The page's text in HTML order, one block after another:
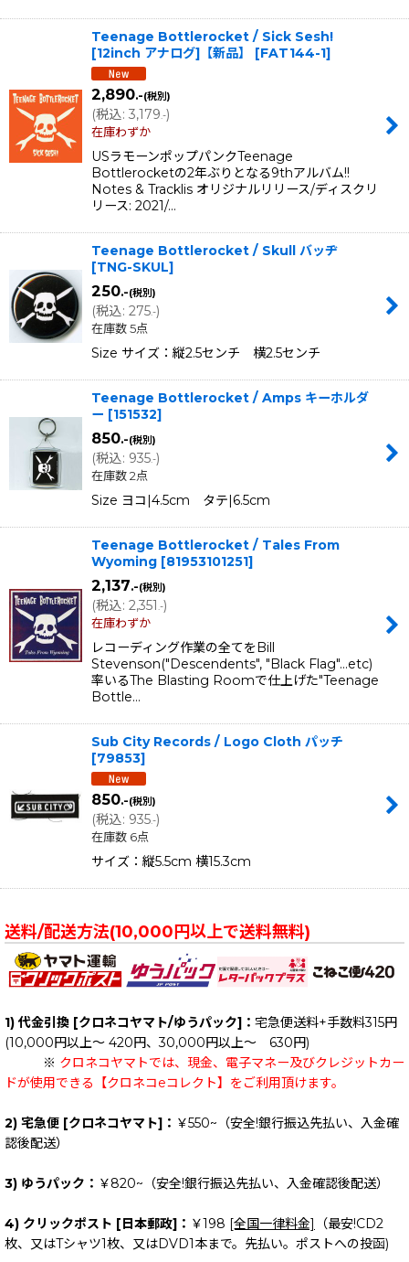
Teenage Bottlerocket / Sick Sesh!
[12inch アナログ]【新品】
[FAT144-1]
2,890.-(税別)
(税込: 3,179.-)
在庫わずか
USラモーンポップパンクTeenage
Bottlerocketの2年ぶりとなる9thアルバム!!
Notes & Tracklis オリジナルリリース/ディスクリ
リース: 2021/…
Teenage Bottlerocket / Skull バッヂ
[TNG-SKUL]
250.-(税別)
(税込: 275.-)
在庫数 5点
Size サイズ：縦2.5センチ 横2.5センチ
Teenage Bottlerocket / Amps キーホルダ
ー [151532]
850.-(税別)
(税込: 935.-)
在庫数 2点
Size ヨコ|4.5cm タテ|6.5cm
Teenage Bottlerocket / Tales From
Wyoming [81953101251]
2,137.-(税別)
(税込: 2,351.-)
在庫わずか
レコーディング作業の全てをBill
Stevenson("Descendents", "Black Flag"…etc)
率いるThe Blasting Roomで仕上げた"Teenage
Bottle…
Sub City Records / Logo Cloth パッチ
[79853]
850.-(税別)
(税込: 935.-)
在庫数 6点
サイズ：縦5.5cm 横15.3cm
送料/配送方法(10,000円以上で送料無料)
1) 代金引換 [クロネコヤマト/ゆうパック]： 宅急便送料+手数料315円
(10,000円以上～ 420円、30,000円以上～ 630円)
※ クロネコヤマトでは、現金、電子マネー及びクレジットカー
ドが使用できる【クロネコeコレクト】をご利用頂けます。
2) 宅急便 [クロネコヤマト]： ￥550~（安全!銀行振込先払い、入金確
認後配送）
3) ゆうパック： ￥820~（安全!銀行振込先払い、入金確認後配送）
4) クリックポスト [日本郵政]： ￥198 [全国一律料金]
（最安!CD2
枚、又はTシャツ1枚、又はDVD1本まで。先払い。ポストへの投函)